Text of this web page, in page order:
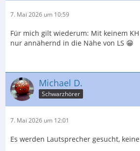
7. Mai 2026 um 10:59
Für mich gilt wiederum: Mit keinem
nur annähernd in die Nähe von LS 😁
Michael D.
Schwarzhörer
7. Mai 2026 um 12:01
Es werden Lautsprecher gesucht,